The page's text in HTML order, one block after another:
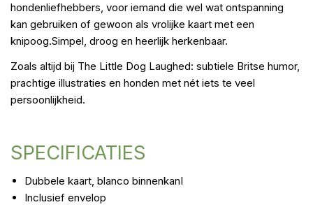
hondenliefhebbers, voor iemand die wel wat ontspanning
kan gebruiken of gewoon als vrolijke kaart met een
knipoog.Simpel, droog en heerlijk herkenbaar.
Zoals altijd bij The Little Dog Laughed: subtiele Britse humor,
prachtige illustraties en honden met nét iets te veel
persoonlijkheid.
SPECIFICATIES
Dubbele kaart, blanco binnenkanI
Inclusief envelop